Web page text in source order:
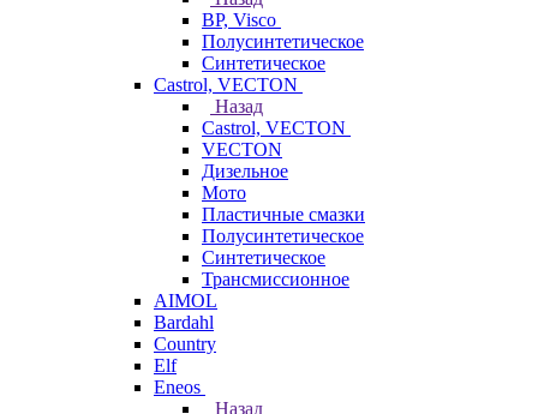
BP, Visco
Полусинтетическое
Синтетическое
Castrol, VECTON
Назад
Castrol, VECTON
VECTON
Дизельное
Мото
Пластичные смазки
Полусинтетическое
Синтетическое
Трансмиссионное
AIMOL
Bardahl
Country
Elf
Eneos
Назад